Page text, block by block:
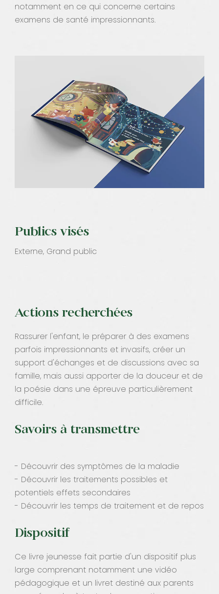
notamment en ce qui concerne certains
examens de santé impressionnants.
Publics visés
Externe, Grand public
Actions recherchées
Rassurer l'enfant, le préparer à des examens
parfois impressionnants et invasifs, créer un
support d'échanges et de discussions avec sa
famille, mais aussi apporter de la douceur et de
la poésie dans une épreuve particulièrement
difficile.
Savoirs à transmettre
- Découvrir des symptômes de la maladie
- Découvrir les traitements possibles et
potentiels effets secondaires
- Découvrir les temps de traitement et de repos
Dispositif
Ce livre jeunesse fait partie d'un dispositif plus
large comprenant notamment une vidéo
pédagogique et un livret destiné aux parents